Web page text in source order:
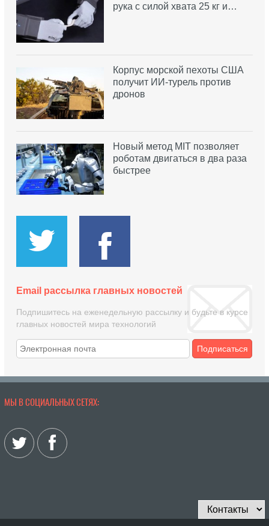
рука с силой хвата 25 кг и…
Корпус морской пехоты США
получит ИИ-турель против
дронов
Новый метод MIT позволяет
роботам двигаться в два раза
быстрее
Email рассылка главных новостей
Подпишитесь на еженедельную рассылку и будьте в курсе
главных новостей мира технологий
Подписаться
МЫ В СОЦИАЛЬНЫХ СЕТЯХ: